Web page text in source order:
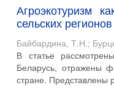
Агроэкотуризм
сельских
Байбардина, Т.Н.;
В статье
Беларусь, отражены
стране. Представлены